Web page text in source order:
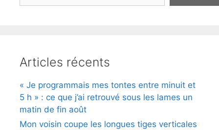
Articles récents
« Je programmais mes tontes entre minuit et
5 h » : ce que j’ai retrouvé sous les lames un
matin de fin août
Mon voisin coupe les longues tiges verticales